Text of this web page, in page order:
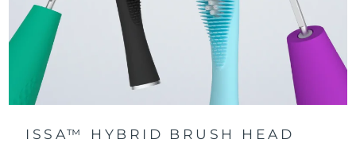
ISSA™ HYBRID BRUSH HEAD